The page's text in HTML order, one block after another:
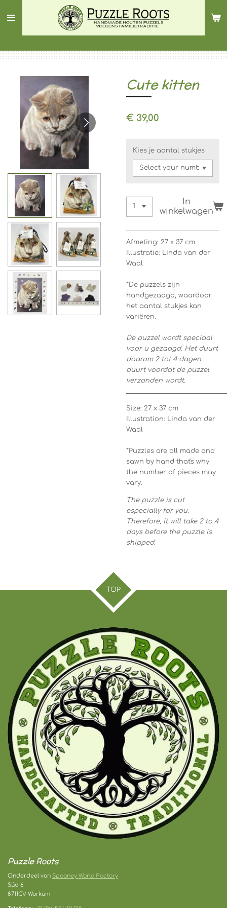
direct
hoofdinhoud
Cute kitten
€ 39,00
Kies je aantal stukjes
In
winkelwagen
Afmeting: 27 x 37 cm
Illustratie: Linda van der
Waal
*De puzzels zijn
handgezaagd, waardoor
het aantal stukjes kan
variëren.
De puzzel wordt speciaal
voor u gezaagd. Het duurt
daarom 2 tot 4 dagen
duurt voordat de puzzel
verzonden wordt.
Size: 27 x 37 cm
Illustration: Linda van der
Waal
*Puzzles are all made and
sawn by hand that's why
the number of pieces may
vary.
The puzzle is cut
especially for you.
Therefore, it will take 2 to 4
days before the puzzle is
shipped.
TOP
Puzzle Roots
Onderdeel van Spooney World Factory
Súd 6
8711CV Workum